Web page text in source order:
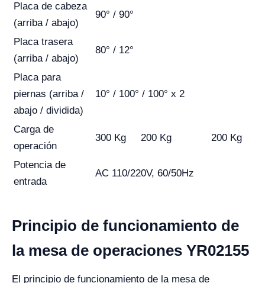
Placa de cabeza
(arriba / abajo)
90° / 90°
Placa trasera
(arriba / abajo)
80° / 12°
Placa para
piernas (arriba /
abajo / dividida)
10° / 100° / 100° x 2
Carga de
operación
300 Kg 200 Kg 200 Kg
Potencia de
entrada
AC 110/220V, 60/50Hz
Principio de funcionamiento de
la mesa de operaciones YR02155
El principio de funcionamiento de la mesa de